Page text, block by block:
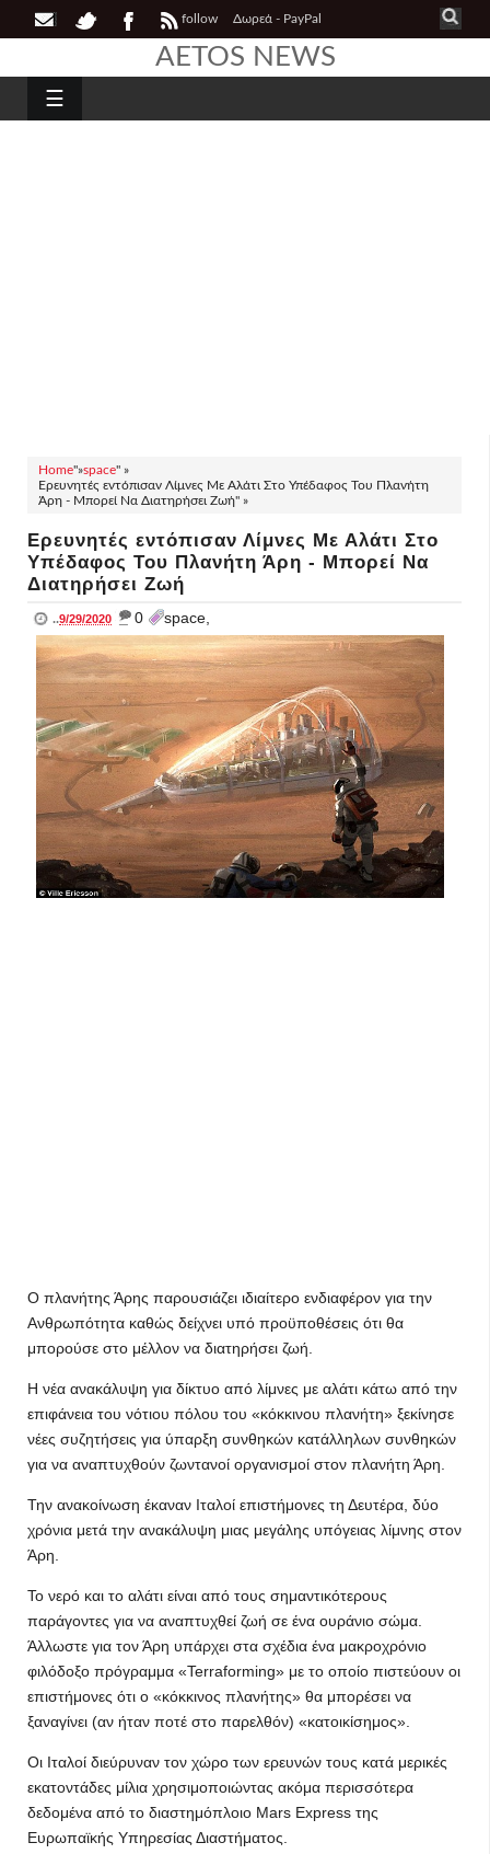
follow Δωρεά - PayPal
AETOS NEWS
☰
Home"»space" »
Ερευνητές εντόπισαν Λίμνες Με Αλάτι Στο Υπέδαφος Του Πλανήτη
Άρη - Μπορεί Να Διατηρήσει Ζωή" »
Ερευνητές εντόπισαν Λίμνες Με Αλάτι Στο
Υπέδαφος Του Πλανήτη Άρη - Μπορεί Να
Διατηρήσει Ζωή
..9/29/2020 _ 0 space,
Ο πλανήτης Άρης παρουσιάζει ιδιαίτερο ενδιαφέρον για την
Ανθρωπότητα καθώς δείχνει υπό προϋποθέσεις ότι θα
μπορούσε στο μέλλον να διατηρήσει ζωή.
Η νέα ανακάλυψη για δίκτυο από λίμνες με αλάτι κάτω από την
επιφάνεια του νότιου πόλου του «κόκκινου πλανήτη» ξεκίνησε
νέες συζητήσεις για ύπαρξη συνθηκών κατάλληλων συνθηκών
για να αναπτυχθούν ζωντανοί οργανισμοί στον πλανήτη Άρη.
Την ανακοίνωση έκαναν Ιταλοί επιστήμονες τη Δευτέρα, δύο
χρόνια μετά την ανακάλυψη μιας μεγάλης υπόγειας λίμνης στον
Άρη.
Το νερό και το αλάτι είναι από τους σημαντικότερους
παράγοντες για να αναπτυχθεί ζωή σε ένα ουράνιο σώμα.
Άλλωστε για τον Άρη υπάρχει στα σχέδια ένα μακροχρόνιο
φιλόδοξο πρόγραμμα «Terraforming» με το οποίο πιστεύουν οι
επιστήμονες ότι ο «κόκκινος πλανήτης» θα μπορέσει να
ξαναγίνει (αν ήταν ποτέ στο παρελθόν) «κατοικίσημος».
Οι Ιταλοί διεύρυναν τον χώρο των ερευνών τους κατά μερικές
εκατοντάδες μίλια χρησιμοποιώντας ακόμα περισσότερα
δεδομένα από το διαστημόπλοιο Mars Express της
Ευρωπαϊκής Υπηρεσίας Διαστήματος.